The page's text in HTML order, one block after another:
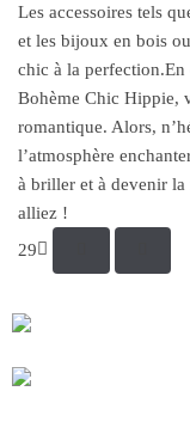
Les accessoires tels
et les bijoux en bois
chic à la
Bohème Chic Hippie,
romantique. Alors,
l’atmosphère
à briller et à devenir
alliez !
29